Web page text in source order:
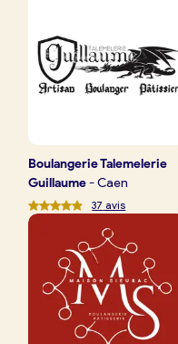
BoulangerieTalemelerie
Guillaume-Caen
37 avis